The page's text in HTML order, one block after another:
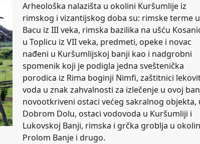
Arheološka nalazišta u okolini Kuršumlije iz
rimskog i vizantijskog doba su: rimske terme u
Bacu iz III veka, rimska bazilika na ušću
u Toplicu iz VII veka, predmeti, opeke i novac
nađeni u Kuršumlijskoj banji kao i nadgrobni
spomenik koji je podigla jedna sveštenička
porodica iz Rima boginji Nimfi, zaštitnici
voda u znak zahvalnosti za izlečenje u ovoj
novootkriveni ostaci većeg sakralnog objekta,
Dobrom Dolu, ostaci vodovoda u Kuršumliji i
Lukovskoj Banji, rimska i grčka groblja u
Prolom Banje i drugo.